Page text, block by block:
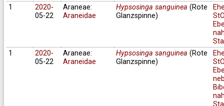
1
2020-
05-22
Araneae:
Araneidae
Hypsosinga sanguinea (Rote
Glanzspinne)
1
2020-
05-22
Araneae:
Araneidae
Hypsosinga sanguinea (Rote
Glanzspinne)